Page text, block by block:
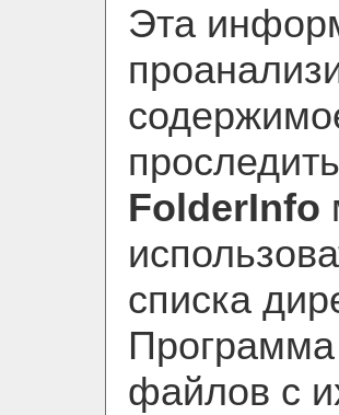
Эта
FolderInfo
списка
Программа
файлов с